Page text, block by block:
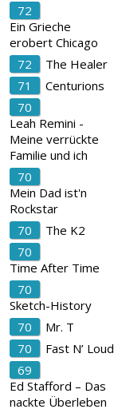
72
Ein Grieche
erobert Chicago
72
The Healer
71
Centurions
70
Leah Remini -
Meine verrückte
Familie und ich
70
Mein Dad ist'n
Rockstar
70
The K2
70
Time After Time
70
Sketch-History
70
Mr. T
70
Fast N’ Loud
69
Ed Stafford – Das
nackte Überleben